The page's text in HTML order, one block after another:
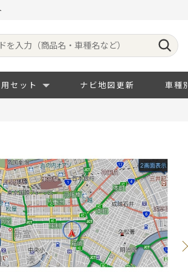
セット ナビ地図更新 車種